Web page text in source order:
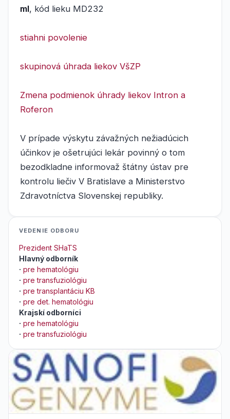
ml, kód lieku MD232
stiahni povolenie
skupinová úhrada liekov VšZP
Zmena podmienok úhrady liekov Intron a
Roferon
V prípade výskytu závažných nežiadúcich
účinkov je ošetrujúci lekár povinný o tom
bezodkladne informovaž štátny ústav pre
kontrolu liečiv V Bratislave a Ministerstvo
Zdravotníctva Slovenskej republiky.
VEDENIE ODBORU
Prezident SHaTS
Hlavný odborník
· pre hematológiu
· pre transfuziológiu
· pre transplantáciu KB
· pre det. hematológiu
Krajskí odborníci
· pre hematológiu
· pre transfuziológiu